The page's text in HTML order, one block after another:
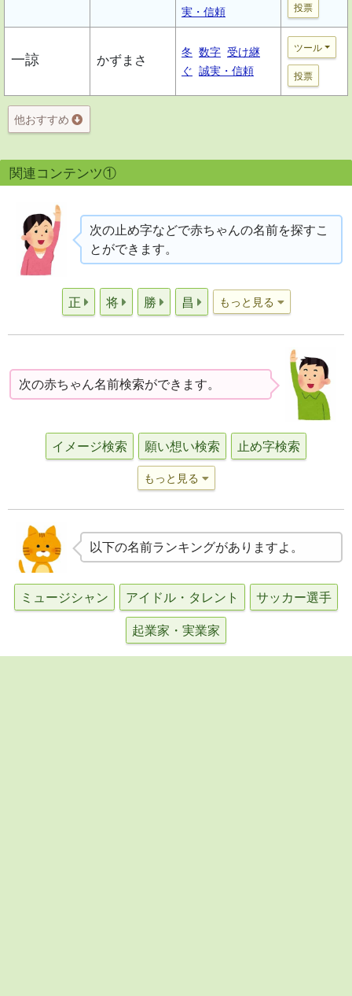
実・信頼
投票
一諒 かずまさ
冬 数字 受け継
ぐ 誠実・信頼
ツール
投票
他おすすめ
関連コンテンツ①
次の止め字などで赤ちゃんの名前を探すこ
とができます。
正 将 勝 昌 もっと見る
次の赤ちゃん名前検索ができます。
イメージ検索 願い想い検索 止め字検索
もっと見る
以下の名前ランキングがありますよ。
ミュージシャン アイドル・タレント サッカー選手
起業家・実業家